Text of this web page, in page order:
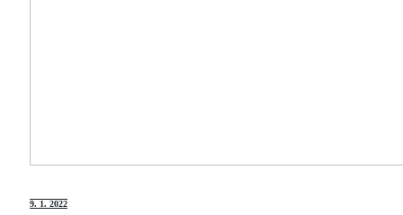
9. 1. 2022